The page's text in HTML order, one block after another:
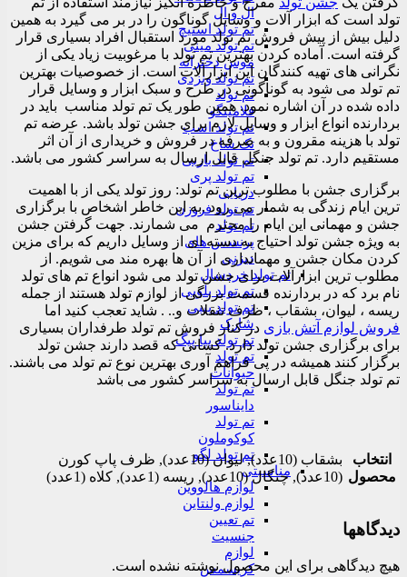
ال و ال
تم تولد استیچ
تم تولد مینی
موس دخترانه
تم تولد ونزدی
تم تولد
فلامینگو
تم تولد اسب
تک شاخ
تم تولد باربی
تم تولد پری
دریایی
تم تولد فروزن
تم تولد
پرنسس های
دیزنی
تم تولد خردسال
تم تولد بلویی
تم تولد بیبی
شارک
تم تولد پپا پیگ
تم تولد
حیوانات
تم تولد
دایناسور
تم تولد
کوکوملون
تم تولد لگو
مناسبتی
لوازم هالووین
لوازم ولنتاین
تم تعیین
جنسیت
لوازم
کریسمس
تولد است که ابزار آلات و وسایل گوناگون را در بر می گیرد به همین
دلیل بیش از پیش فروش تم تولد مورد استقبال افراد بسیاری قرار
گرفته است. آماده کردن بهترین تم تولد با مرغوبیت زیاد یکی از
نگرانی های تهیه کنندگان این ابزارآلات است. از خصوصیات بهترین
تم تولد می شود به گوناگونی در طرح و سبک ابزار و وسایل قرار
داده شده در آن اشاره نمود. همین طور یک تم تولد مناسب باید در
بردارنده انواع ابزار و وسایل لازم برای جشن تولد باشد. عرضه تم
تولد با هزینه مقرون و به صرفه در فروش و خریداری از آن اثر
مستقیم دارد. تم تولد جنگل قابل ارسال به سراسر کشور می باشد.
برگزاری جشن با مطلوب ترین تم تولد: روز تولد یکی از با اهمیت
ترین ایام زندگی به شمار می رود .به این خاطر اشخاص با برگزاری
جشن و مهمانی این ایام را محترم می شمارند. جهت گرفتن جشن
به ویژه جشن تولد احتیاج به دسته ای از وسایل داریم که برای مزین
کردن مکان جشن و مهمانداری از آن ها بهره مند می شویم. از
مطلوب ترین ابزارآلات برای جشن تولد می شود انواع تم های تولد
نام برد که در بردارنده قسمت بزرگی از لوازم تولد هستند از جمله
ریسه ، لیوان، بشقاب ، ظرف تنقلات و.. . شاید تعجب کنید اما
فروش لوازم آتش بازی در کنار فروش تم تولد طرفداران بسیاری
برای برگزاری جشن تولد دارد. کسانی که قصد دارند جشن تولد
برگزار کنند همیشه در پی فراهم آوری بهترین نوع تم تولد می باشند.
تم تولد جنگل قابل ارسال به سراسر کشور می باشد
انتخاب
محصول
بشقاب (10عدد), لیوان (10عدد), ظرف پاپ کورن
(10عدد), چنگال (10عدد), ریسه (1عدد), کلاه (1عدد)
دیدگاهها
هیچ دیدگاهی برای این محصول نوشته نشده است.